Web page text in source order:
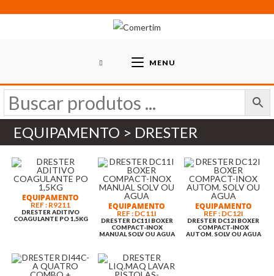
MENU
EQUIPAMENTO > DRESTER
EQUIPAMENTO
REF : R9211
DRESTER ADITIVO
COAGULANTE PO 1,5KG
EQUIPAMENTO
REF : DC11I
DRESTER DC11I BOXER
COMPACT-INOX
MANUAL SOLV OU AGUA
EQUIPAMENTO
REF : DC12I
DRESTER DC12I BOXER
COMPACT-INOX
AUTOM. SOLV OU AGUA